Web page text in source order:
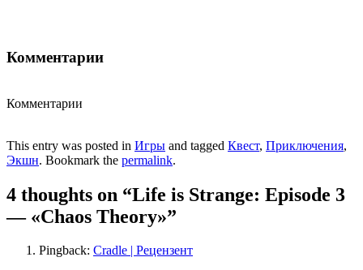
Комментарии
Комментарии
This entry was posted in Игры and tagged Квест, Приключения,
Экшн. Bookmark the permalink.
4 thoughts on “Life is Strange: Episode 3
— «Chaos Theory»”
Pingback: Cradle | Рецензент